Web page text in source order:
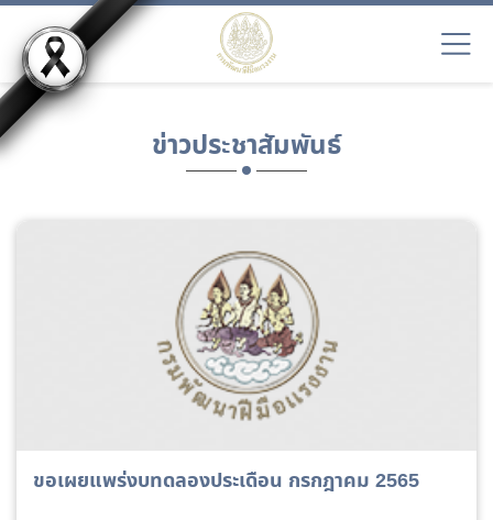
ข่าวประชาสัมพันธ์
ขอเผยแพร่งบทดลองประเดือน กรกฎาคม 2565